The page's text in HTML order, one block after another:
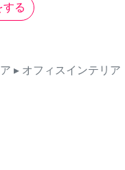
する
▸ オフィスインテリア